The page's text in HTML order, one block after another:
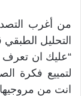
من أغرب
التحليل الطبقي
“عليك ان تعرف
لتمييع فكرة
انت من